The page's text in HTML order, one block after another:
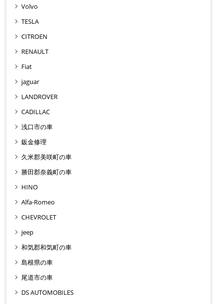
Volvo
TESLA
CITROEN
RENAULT
Fiat
jaguar
LANDROVER
CADILLAC
浅口市の車
鈑金修理
久米郡美咲町の車
勝田郡奈義町の車
HINO
Alfa-Romeo
CHEVROLET
jeep
和気郡和気町の車
島根県の車
尾道市の車
DS AUTOMOBILES